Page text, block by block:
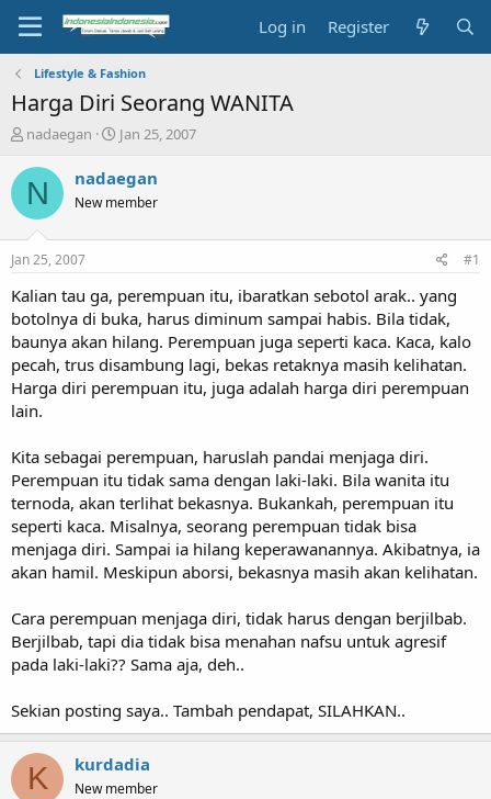
Log in Register
Lifestyle & Fashion
Harga Diri Seorang WANITA
T
r
e
a
t
a
t
e
r
nadaegan
S
a
t
e
Jan 25, 2007
N nadaegan
New member
Jan 25, 2007 #1
Kalian tau ga, perempuan itu, ibaratkan sebotol arak.. yang
botolnya di buka, harus diminum sampai habis. Bila tidak,
baunya akan hilang. Perempuan juga seperti kaca. Kaca, kalo
pecah, trus disambung lagi, bekas retaknya masih kelihatan.
Harga diri perempuan itu, juga adalah harga diri perempuan
lain.
Kita sebagai perempuan, haruslah pandai menjaga diri.
Perempuan itu tidak sama dengan laki-laki. Bila wanita itu
ternoda, akan terlihat bekasnya. Bukankah, perempuan itu
seperti kaca. Misalnya, seorang perempuan tidak bisa
menjaga diri. Sampai ia hilang keperawanannya. Akibatnya, ia
akan hamil. Meskipun aborsi, bekasnya masih akan kelihatan.
Cara perempuan menjaga diri, tidak harus dengan berjilbab.
Berjilbab, tapi dia tidak bisa menahan nafsu untuk agresif
pada laki-laki?? Sama aja, deh..
Sekian posting saya.. Tambah pendapat, SILAHKAN..
K kurdadia
New member